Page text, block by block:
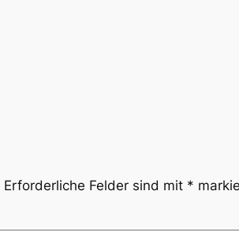
Erforderliche Felder sind mit *